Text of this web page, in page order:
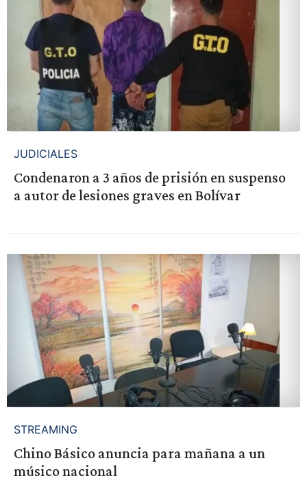
JUDICIALES
Condenaron a 3 años de prisión en suspenso
a autor de lesiones graves en Bolívar
STREAMING
Chino Básico anuncia para mañana a un
músico nacional